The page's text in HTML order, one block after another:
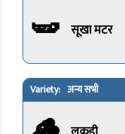
🫛 सूखा मटर
अन्य सभी